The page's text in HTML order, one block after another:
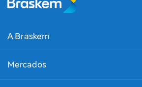
A Braskem
Mercados